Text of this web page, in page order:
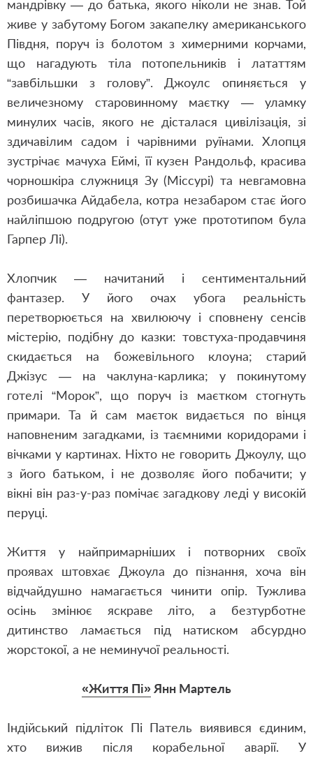
мандрівку — до батька, якого ніколи не знав. Той
живе у забутому Богом закапелку американського
Півдня, поруч із болотом з химерними корчами,
що нагадують тіла потопельників і лататтям
“завбільшки з голову”. Джоулс опиняється у
величезному старовинному маєтку — уламку
минулих часів, якого не дісталася цивілізація, зі
здичавілим садом і чарівними руїнами. Хлопця
зустрічає мачуха Еймі, її кузен Рандольф, красива
чорношкіра служниця Зу (Міссурі) та невгамовна
розбишачка Айдабела, котра незабаром стає його
найліпшою подругою (отут уже прототипом була
Гарпер Лі).
Хлопчик — начитаний і сентиментальний
фантазер. У його очах убога реальність
перетворюється на хвилюючу і сповнену сенсів
містерію, подібну до казки: товстуха-продавчиня
скидається на божевільного клоуна; старий
Джізус — на чаклуна-карлика; у покинутому
готелі “Морок”, що поруч із маєтком стогнуть
примари. Та й сам маєток видається по вінця
наповненим загадками, із таємними коридорами і
вічками у картинах. Ніхто не говорить Джоулу, що
з його батьком, і не дозволяє його побачити; у
вікні він раз-у-раз помічає загадкову леді у високій
перуці.
Життя у найпримарніших і потворних своїх
проявах штовхає Джоула до пізнання, хоча він
відчайдушно намагається чинити опір. Тужлива
осінь змінює яскраве літо, а безтурботне
дитинство ламається під натиском абсурдно
жорстокої, а не неминучої реальності.
«Життя Пі»Янн Мартель
Індійський підліток Пі Патель виявився єдиним,
хто вижив після корабельної аварії. У